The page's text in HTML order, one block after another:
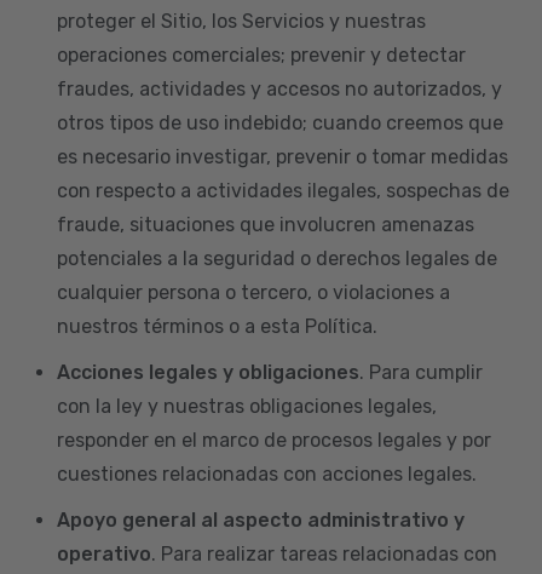
proteger el Sitio, los Servicios y nuestras
operaciones comerciales; prevenir y detectar
fraudes, actividades y accesos no autorizados, y
otros tipos de uso indebido; cuando creemos que
es necesario investigar, prevenir o tomar medidas
con respecto a actividades ilegales, sospechas de
fraude, situaciones que involucren amenazas
potenciales a la seguridad o derechos legales de
cualquier persona o tercero, o violaciones a
nuestros términos o a esta Política.
Acciones legales y obligaciones. Para cumplir
con la ley y nuestras obligaciones legales,
responder en el marco de procesos legales y por
cuestiones relacionadas con acciones legales.
Apoyo general al aspecto administrativo y
operativo. Para realizar tareas relacionadas con